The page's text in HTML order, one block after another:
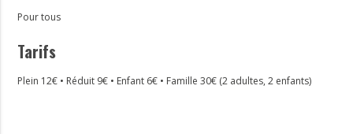
Pour tous
Tarifs
Plein 12€ • Réduit 9€ • Enfant 6€ • Famille 30€ (2 adultes, 2 enfants)